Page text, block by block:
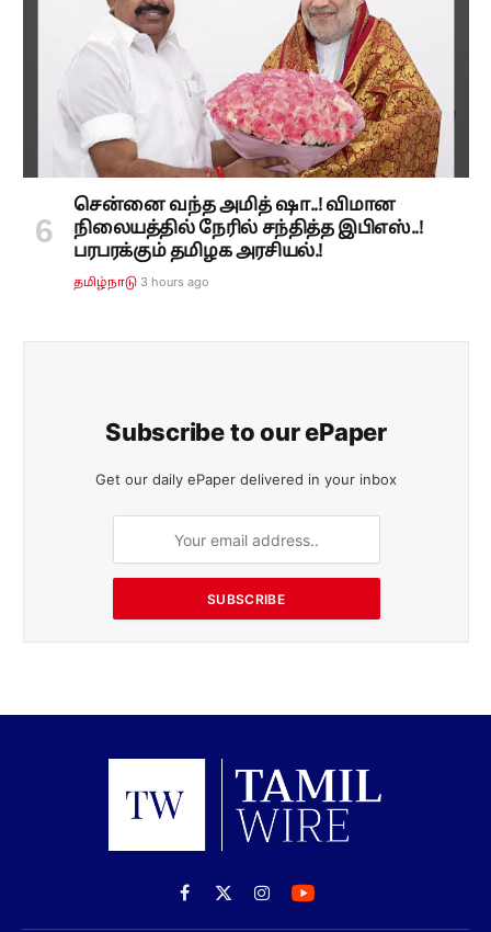
சென்னை வந்த அமித் ஷா..! விமான
நிலையத்தில் நேரில் சந்தித்த இபிஎஸ்..!
பரபரக்கும் தமிழக அரசியல்.!
தமிழ்நாடு 3 hours ago
Subscribe to our ePaper
Get our daily ePaper delivered in your inbox
SUBSCRIBE
Facebook
X
(Twitter)
Instagram